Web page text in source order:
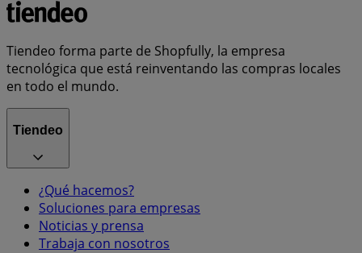
Tiendeo forma parte de Shopfully, la empresa
tecnológica que está reinventando las compras locales
en todo el mundo.
Tiendeo
¿Qué hacemos?
Soluciones para empresas
Noticias y prensa
Trabaja con nosotros